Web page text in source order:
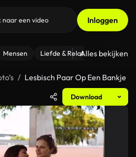
Inloggen
Mensen Liefde & Relaties - Fitness
Alles bekijken
Lesbisch Paar Op Een Bankje
Download